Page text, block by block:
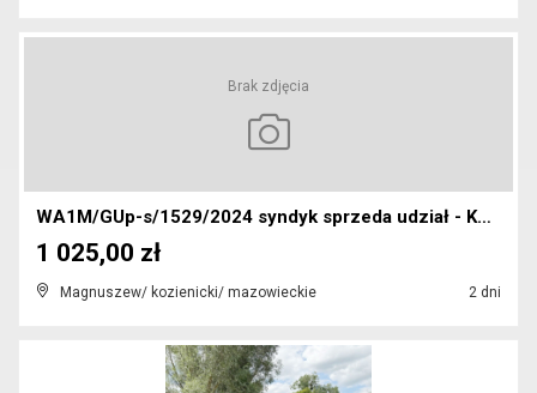
Brak zdjęcia
WA1M/GUp-s/1529/2024 syndyk sprzeda udział - KW RA...
Magnuszew/ kozienicki/ mazowieckie 2 dni
1 025,00 zł